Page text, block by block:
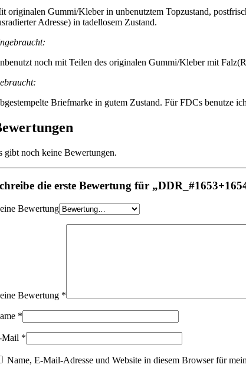
originalen Gummi/Kleber in unbenutztem Topzustand,
Adresse) in tadellosem Zustand.
noch mit Teilen des originalen Gummi/Kleber mit
Briefmarke in gutem Zustand. Für FDCs benutze
gibt noch keine Bewertungen.
die erste Bewertung für
Bewertung
Bewertung *
*
Mail *
Name, E-Mail-Adresse und Website in diesem Browser für